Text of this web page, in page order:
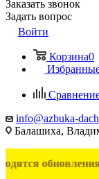
Заказать звонок
Задать вопрос
Войти
Корзина0
info@azbuka-
Балашиха,